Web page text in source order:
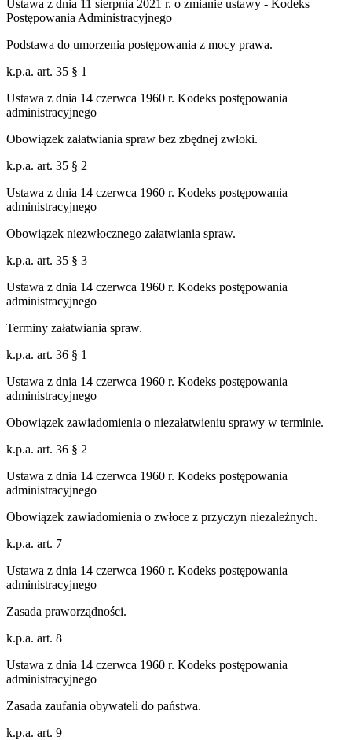
Ustawa z dnia 11 sierpnia 2021 r. o zmianie ustawy - Kodeks
Postępowania Administracyjnego
Podstawa do umorzenia postępowania z mocy prawa.
k.p.a. art. 35 § 1
Ustawa z dnia 14 czerwca 1960 r. Kodeks postępowania
administracyjnego
Obowiązek załatwiania spraw bez zbędnej zwłoki.
k.p.a. art. 35 § 2
Ustawa z dnia 14 czerwca 1960 r. Kodeks postępowania
administracyjnego
Obowiązek niezwłocznego załatwiania spraw.
k.p.a. art. 35 § 3
Ustawa z dnia 14 czerwca 1960 r. Kodeks postępowania
administracyjnego
Terminy załatwiania spraw.
k.p.a. art. 36 § 1
Ustawa z dnia 14 czerwca 1960 r. Kodeks postępowania
administracyjnego
Obowiązek zawiadomienia o niezałatwieniu sprawy w terminie.
k.p.a. art. 36 § 2
Ustawa z dnia 14 czerwca 1960 r. Kodeks postępowania
administracyjnego
Obowiązek zawiadomienia o zwłoce z przyczyn niezależnych.
k.p.a. art. 7
Ustawa z dnia 14 czerwca 1960 r. Kodeks postępowania
administracyjnego
Zasada praworządności.
k.p.a. art. 8
Ustawa z dnia 14 czerwca 1960 r. Kodeks postępowania
administracyjnego
Zasada zaufania obywateli do państwa.
k.p.a. art. 9